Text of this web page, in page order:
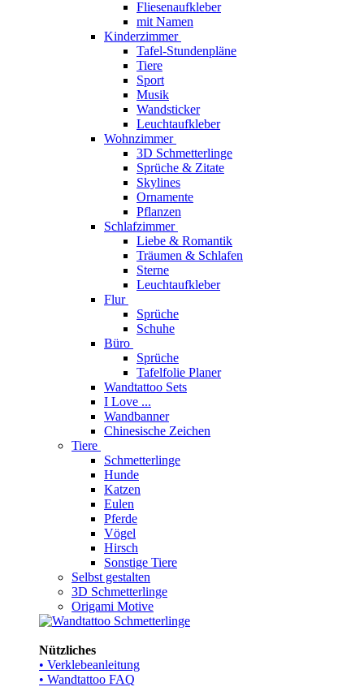
Fliesenaufkleber
mit Namen
Kinderzimmer
Tafel-Stundenpläne
Tiere
Sport
Musik
Wandsticker
Leuchtaufkleber
Wohnzimmer
3D Schmetterlinge
Sprüche & Zitate
Skylines
Ornamente
Pflanzen
Schlafzimmer
Liebe & Romantik
Träumen & Schlafen
Sterne
Leuchtaufkleber
Flur
Sprüche
Schuhe
Büro
Sprüche
Tafelfolie Planer
Wandtattoo Sets
I Love ...
Wandbanner
Chinesische Zeichen
Tiere
Schmetterlinge
Hunde
Katzen
Eulen
Pferde
Vögel
Hirsch
Sonstige Tiere
Selbst gestalten
3D Schmetterlinge
Origami Motive
Nützliches
• Verklebeanleitung
• Wandtattoo FAQ